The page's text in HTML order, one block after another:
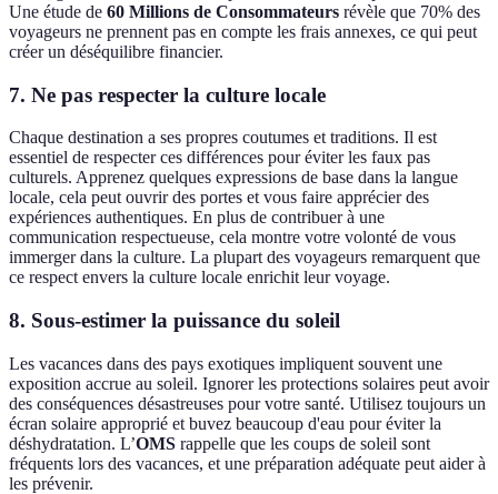
Une étude de 60 Millions de Consommateurs révèle que 70% des
voyageurs ne prennent pas en compte les frais annexes, ce qui peut
créer un déséquilibre financier.
7. Ne pas respecter la culture locale
Chaque destination a ses propres coutumes et traditions. Il est
essentiel de respecter ces différences pour éviter les faux pas
culturels. Apprenez quelques expressions de base dans la langue
locale, cela peut ouvrir des portes et vous faire apprécier des
expériences authentiques. En plus de contribuer à une
communication respectueuse, cela montre votre volonté de vous
immerger dans la culture. La plupart des voyageurs remarquent que
ce respect envers la culture locale enrichit leur voyage.
8. Sous-estimer la puissance du soleil
Les vacances dans des pays exotiques impliquent souvent une
exposition accrue au soleil. Ignorer les protections solaires peut avoir
des conséquences désastreuses pour votre santé. Utilisez toujours un
écran solaire approprié et buvez beaucoup d'eau pour éviter la
déshydratation. L’OMS rappelle que les coups de soleil sont
fréquents lors des vacances, et une préparation adéquate peut aider à
les prévenir.